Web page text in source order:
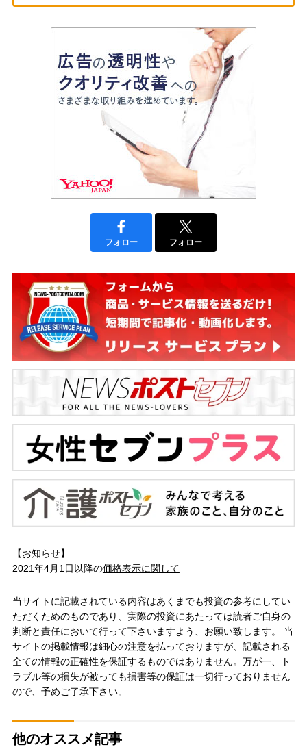
フォロー フォロー
【お知らせ】
2021年4月1日以降の価格表示に関して
当サイトに記載されている内容はあくまでも投資の参考にしてい
ただくためのものであり、実際の投資にあたっては読者ご自身の
判断と責任において行って下さいますよう、お願い致します。 当
サイトの掲載情報は細心の注意を払っておりますが、記載される
全ての情報の正確性を保証するものではありません。万が一、ト
ラブル等の損失が被っても損害等の保証は一切行っておりません
ので、予めご了承下さい。
他のオススメ記事